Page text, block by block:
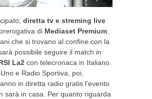
diretta tv e streming live
di Mediaset Premium
che si trovano al confine con la
possibile seguire il match in
La2 con telecronaca in Italiano.
e Radio Sportiva, poi,
in diretta radio gratis l’evento
sarà in casa. Per quanto riguarda